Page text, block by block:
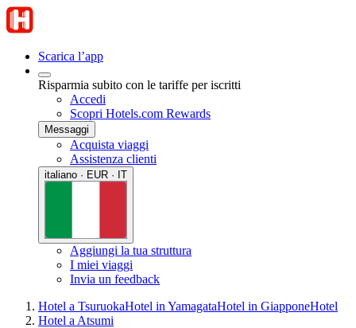
Scarica l’app
Risparmia subito con le tariffe per iscritti
Accedi
Scopri Hotels.com Rewards
Messaggi
Acquista viaggi
Assistenza clienti
italiano · EUR · IT
Aggiungi la tua struttura
I miei viaggi
Invia un feedback
Hotel a TsuruokaHotel in YamagataHotel in GiapponeHotel
Hotel a Atsumi